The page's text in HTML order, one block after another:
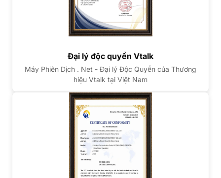
Đại lý độc quyền Vtalk
Máy Phiên Dịch . Net - Đại lý Độc Quyền của Thương
hiệu Vtalk tại Việt Nam